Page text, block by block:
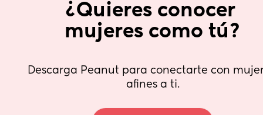
¿Quieres conocer
mujeres como tú?
Descarga Peanut para conectarte con
afines a ti.